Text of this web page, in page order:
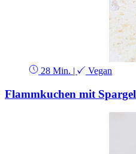
28 Min. | Vegan
Flammkuchen mit Spargel